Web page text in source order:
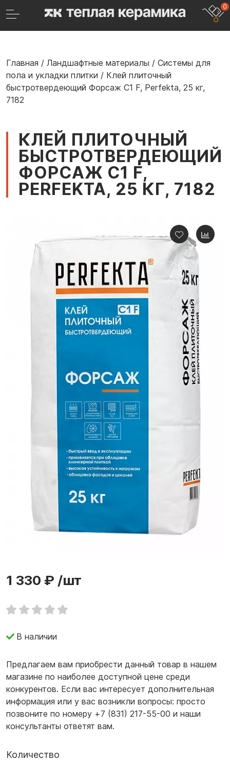
0
Главная / Ландшафтные материалы / Системы для
пола и укладки плитки / Клей плиточный
быстротвердеющий Форсаж C1 F, Perfekta, 25 кг,
7182
КЛЕЙ ПЛИТОЧНЫЙ
БЫСТРОТВЕРДЕЮЩИЙ
ФОРСАЖ C1 F,
PERFEKTA, 25 КГ, 7182
1 330 ₽ /шт
В наличии
Предлагаем вам приобрести данный товар в нашем
магазине по наиболее доступной цене среди
конкурентов. Если вас интересует дополнительная
информация или у вас возникли вопросы: просто
позвоните по номеру +7 (831) 217-55-00 и наши
консультанты ответят вам.
Количество